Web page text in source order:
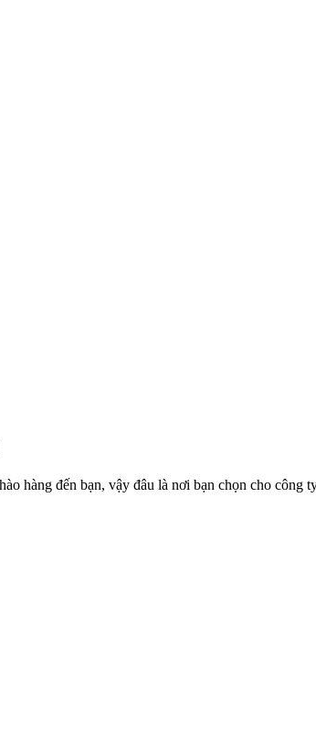
hàng đến bạn, vậy đâu là nơi bạn chọn cho công